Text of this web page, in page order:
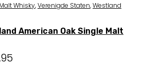
Whisky,Verenigde Staten,Westland
American Oak Single Malt